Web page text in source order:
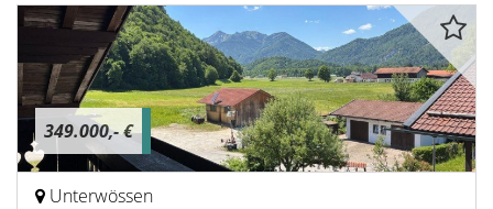
349.000,- €
Unterwössen